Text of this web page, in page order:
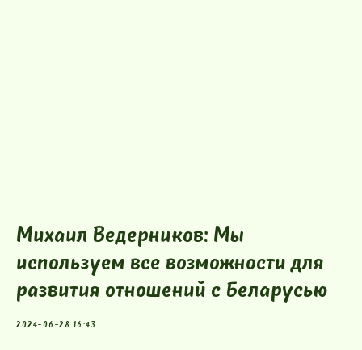
Михаил Ведерников: Мы
используем все возможности для
развития отношений с Беларусью
2024-06-28 16:43